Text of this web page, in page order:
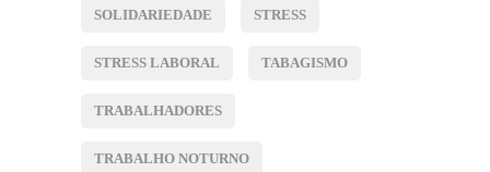
SOLIDARIEDADE STRESS
STRESS LABORAL TABAGISMO
TRABALHADORES
TRABALHO NOTURNO